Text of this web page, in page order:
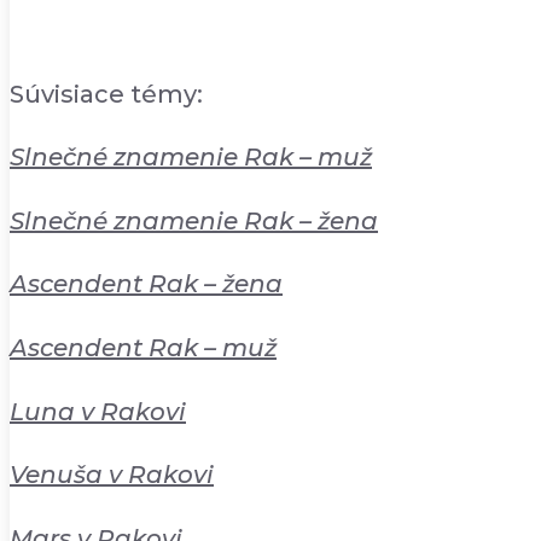
Súvisiace témy:
Slnečné znamenie Rak – muž
Slnečné znamenie Rak – žena
Ascendent Rak – žena
Ascendent Rak – muž
Luna v Rakovi
Venuša v Rakovi